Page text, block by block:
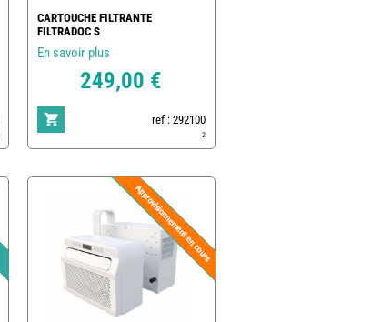
CARTOUCHE FILTRANTE
FILTRADOC S
En savoir plus
249,00 €
ref : 292100
2